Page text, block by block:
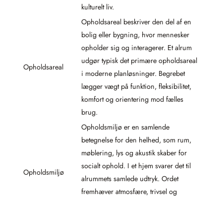
kulturelt liv.
Opholdsareal
Opholdsareal beskriver den del af en
bolig eller bygning, hvor mennesker
opholder sig og interagerer. Et alrum
udgør typisk det primære opholdsareal
i moderne planløsninger. Begrebet
lægger vægt på funktion, fleksibilitet,
komfort og orientering mod fælles
brug.
Opholdsmiljø
Opholdsmiljø er en samlende
betegnelse for den helhed, som rum,
møblering, lys og akustik skaber for
socialt ophold. I et hjem svarer det til
alrummets samlede udtryk. Ordet
fremhæver atmosfære, trivsel og